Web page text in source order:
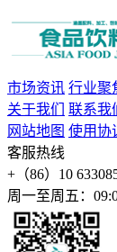
市场资讯 行业聚
关于我们
联系我
网站地图 使用协
客服热线
+（86）10
周一至周五：